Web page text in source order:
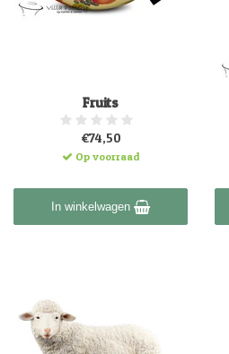
Fruits
€74,50
Op voorraad
In winkelwagen